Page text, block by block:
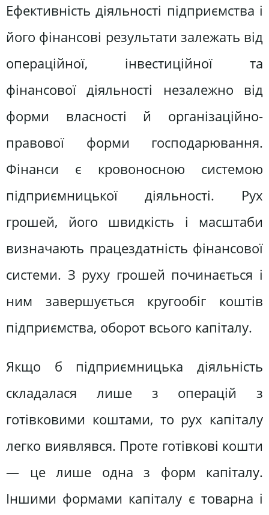
Ефективність діяльності підприємства і
його фінансові результати залежать від
операційної, інвестиційної та
фінансової діяльності незалежно від
форми власності й організаційно-
правової форми господарювання.
Фінанси є кровоносною системою
підприємницької діяльності. Рух
грошей, його швидкість і масштаби
визначають працездатність фінансової
системи. З руху грошей починається і
ним завершується кругообіг коштів
підприємства, оборот всього капіталу.
Якщо б підприємницька діяльність
складалася лише з операцій з
готівковими коштами, то рух капіталу
легко виявлявся. Проте готівкові кошти
— це лише одна з форм капіталу.
Іншими формами капіталу є товарна і